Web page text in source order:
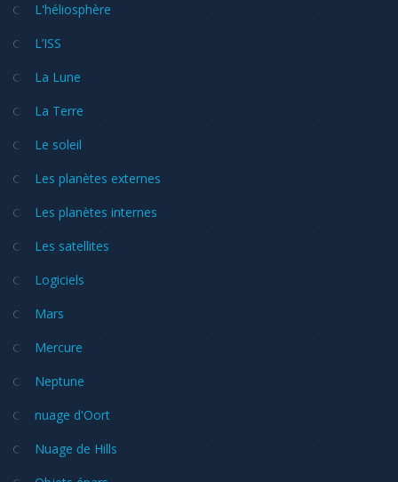
L'héliosphère
L’ISS
La Lune
La Terre
Le soleil
Les planètes externes
Les planètes internes
Les satellites
Logiciels
Mars
Mercure
Neptune
nuage d'Oort
Nuage de Hills